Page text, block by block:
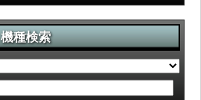
機種検索